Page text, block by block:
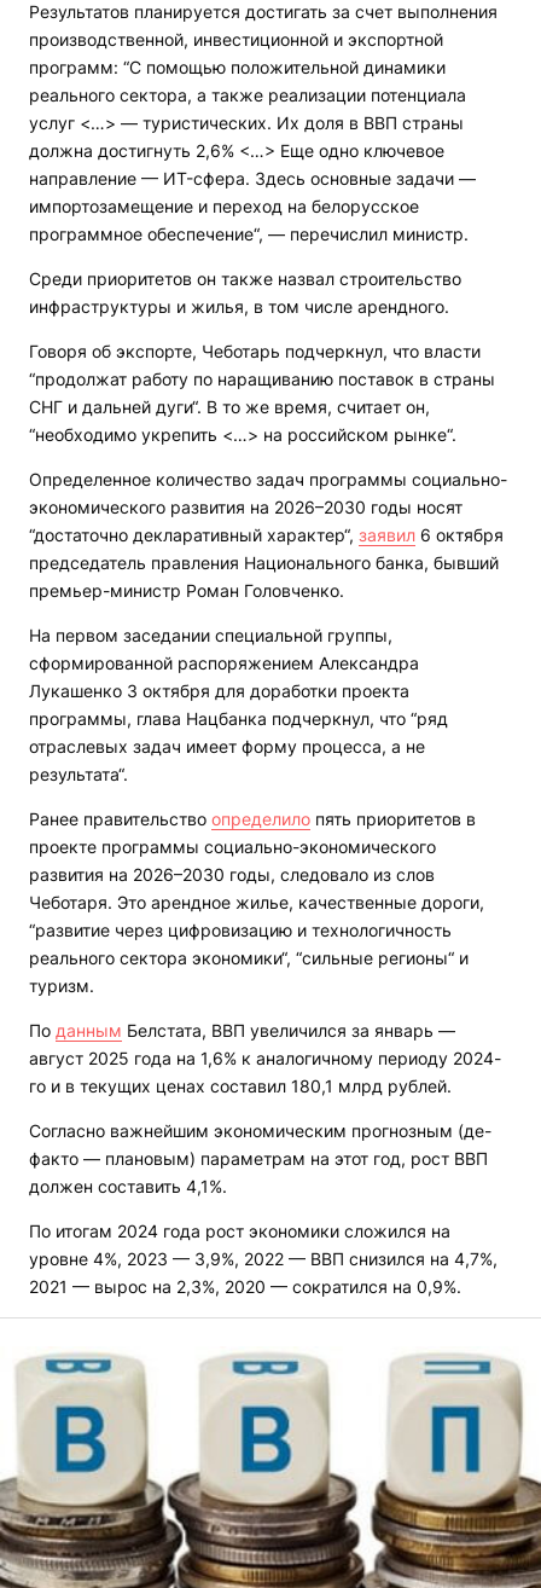
Результатов планируется достигать за счет выполнения
производственной, инвестиционной и экспортной
программ: “С помощью положительной динамики
реального сектора, а также реализации потенциала
услуг <…> — туристических. Их доля в ВВП страны
должна достигнуть 2,6% <…> Еще одно ключевое
направление — ИT-сфера. Здесь основные задачи —
импортозамещение и переход на белорусское
программное обеспечение“, — перечислил министр.
Среди приоритетов он также назвал строительство
инфраструктуры и жилья, в том числе арендного.
Говоря об экспорте, Чеботарь подчеркнул, что власти
“продолжат работу по наращиванию поставок в страны
СНГ и дальней дуги“. В то же время, считает он,
“необходимо укрепить <…> на российском рынке“.
Определенное количество задач программы cоциально-
экономического развития на 2026–2030 годы носят
“достаточно декларативный характер“, заявил 6 октября
председатель правления Национального банка, бывший
премьер-министр Роман Головченко.
На первом заседании специальной группы,
сформированной распоряжением Александра
Лукашенко 3 октября для доработки проекта
программы, глава Нацбанка подчеркнул, что “ряд
отраслевых задач имеет форму процесса, а не
результата“.
Ранее правительство определило пять приоритетов в
проекте программы социально-экономического
развития на 2026–2030 годы, следовало из слов
Чеботаря. Это арендное жилье, качественные дороги,
“развитие через цифровизацию и технологичность
реального сектора экономики“, “сильные регионы“ и
туризм.
По данным Белстата, ВВП увеличился за январь —
август 2025 года на 1,6% к аналогичному периоду 2024-
го и в текущих ценах составил 180,1 млрд рублей.
Согласно важнейшим экономическим прогнозным (де-
факто — плановым) параметрам на этот год, рост ВВП
должен составить 4,1%.
По итогам 2024 года рост экономики сложился на
уровне 4%, 2023 — 3,9%, 2022 — ВВП снизился на 4,7%,
2021 — вырос на 2,3%, 2020 — сократился на 0,9%.